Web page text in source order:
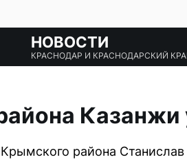
НОВОСТИ
КРАСНОДАР И КРАСНОДАРСКИЙ
Казанжи
района